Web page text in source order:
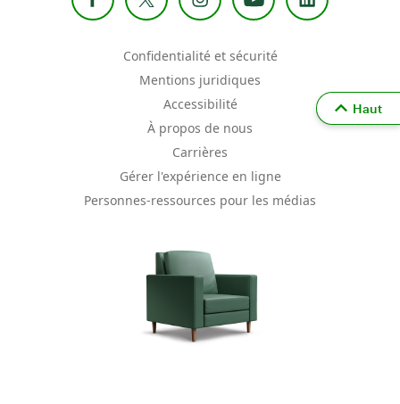
Confidentialité et sécurité
Mentions juridiques
Accessibilité
À propos de nous
Carrières
Gérer l'expérience en ligne
Personnes-ressources pour les médias
Haut